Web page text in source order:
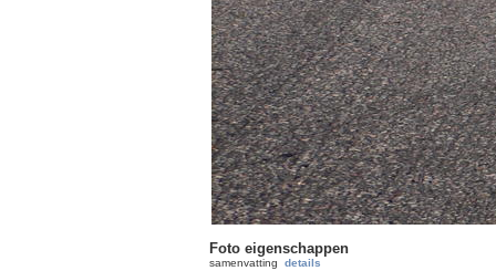
Foto eigenschappen
samenvatting details